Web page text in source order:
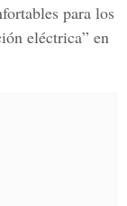
para los
eléctrica” en